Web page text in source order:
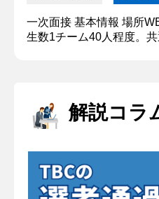
一次面接 基本情報 場所
生数1チーム40人程度。
ついて議論してください
はアイデアを出しません
解説コラ